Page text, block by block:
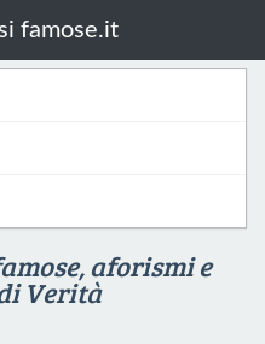
famose.it
aforismi e
Verità